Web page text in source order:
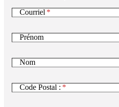
Courriel
Prénom
Nom
Code Postal :